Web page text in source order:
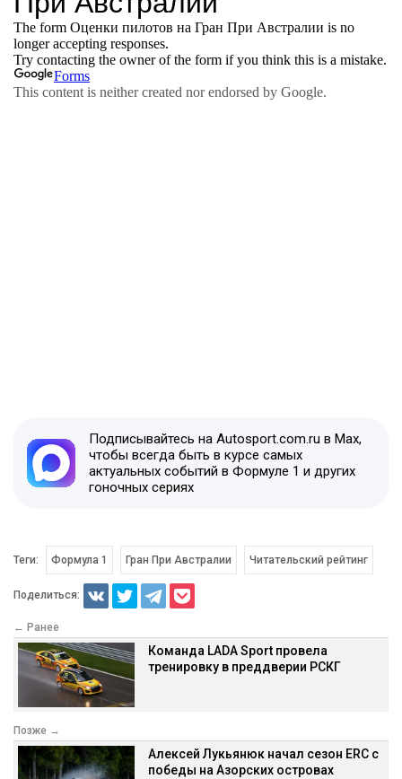
Подписывайтесь на Autosport.com.ru в Max,
чтобы всегда быть в курсе самых
актуальных событий в Формуле 1 и других
гоночных сериях
Теги: Формула 1 Гран При Австралии Читательский рейтинг
Поделиться:
← Ранее
Команда LADA Sport провела
тренировку в преддверии РСКГ
Позже →
Алексей Лукьянюк начал сезон ERC с
победы на Азорских островах